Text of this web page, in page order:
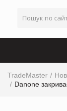
TradeMaster
Danone